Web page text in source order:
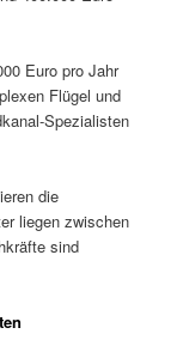
Euro pro Jahr
Flügel und
Spezialisten
die
liegen zwischen
sind